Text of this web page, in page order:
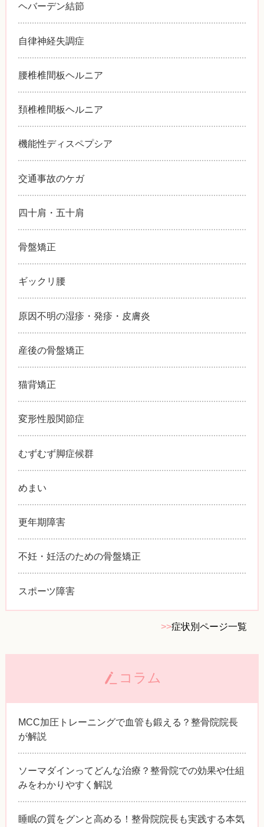
ヘバーデン結節
自律神経失調症
腰椎椎間板ヘルニア
頚椎椎間板ヘルニア
機能性ディスペプシア
交通事故のケガ
四十肩・五十肩
骨盤矯正
ギックリ腰
原因不明の湿疹・発疹・皮膚炎
産後の骨盤矯正
猫背矯正
変形性股関節症
むずむず脚症候群
めまい
更年期障害
不妊・妊活のための骨盤矯正
スポーツ障害
>>症状別ページ一覧
コラム
MCC加圧トレーニングで血管も鍛える？整骨院院長
が解説
ソーマダインってどんな治療？整骨院での効果や仕組
みをわかりやすく解説
睡眠の質をグンと高める！整骨院院長も実践する本気